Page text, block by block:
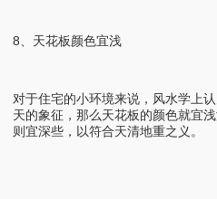
8、天花板颜色宜浅
对于住宅的小环境来说，风水学上
天的象征，那么天花板的颜色就宜
则宜深些，以符合天清地重之义。